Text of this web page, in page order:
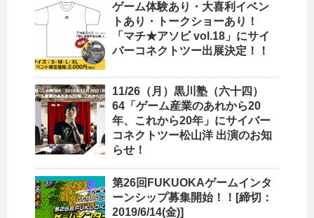
ゲーム体験あり・大喜利イベン
トあり・トークショーあり！
「マチ★アソビ vol.18」にサイ
バーコネクトツー出展決定！！
11/26（月）黒川塾（六十四）
64「ゲーム産業のあれから20
年、これから20年」にサイバー
コネクトツー松山洋 出演のお知
らせ！
第26回FUKUOKAゲームインタ
ーンシップ募集開始！！[締切：
2019/6/14(金)]